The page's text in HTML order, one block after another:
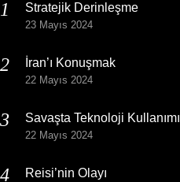
Stratejik Derinleşme
23 Mayıs 2024
İran’ı Konuşmak
22 Mayıs 2024
Savaşta Teknoloji Kullanımı
22 Mayıs 2024
Reisi’nin Olayı